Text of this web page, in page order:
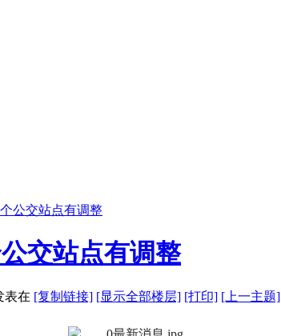
公交站点有调整
交站点有调整
表在 [复制链接] [显示全部楼层] [打印] [上一主题]